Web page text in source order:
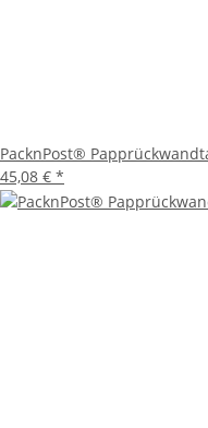
PacknPost®
45,08 € *